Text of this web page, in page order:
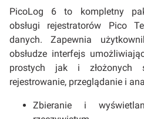
PicoLog 6 to kompletny
obsługi rejestratorów Pico
danych. Zapewnia
obsłudze interfejs
prostych jak i złożonych
rejestrowanie, przeglądanie i
Zbieranie i